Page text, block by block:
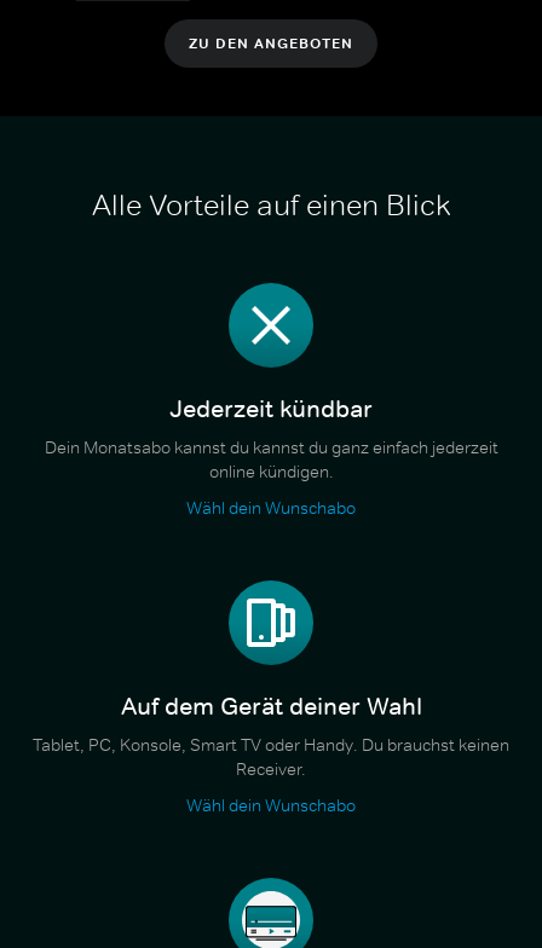
ZU DEN ANGEBOTEN
Alle Vorteile auf einen Blick
Jederzeit kündbar
Dein Monatsabo kannst du kannst du ganz einfach jederzeit
online kündigen.
Wähl dein Wunschabo
Auf dem Gerät deiner Wahl
Tablet, PC, Konsole, Smart TV oder Handy. Du brauchst keinen
Receiver.
Wähl dein Wunschabo